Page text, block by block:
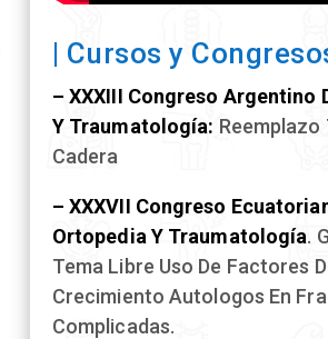
| Cursos y
– XXXIII Congreso Argentino
Y Traumatología: Reemplazo
Cadera
– XXXVII Congreso
Ortopedia Y Traumatología.
Tema Libre Uso De Factores
Crecimiento Autologos En
Complicadas.